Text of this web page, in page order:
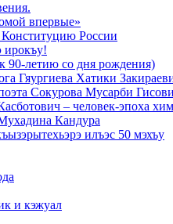
впервые»
России
ирокъу!
90-летию со дня рождения)
Гяургиева Хатики
Сокурова Мусарби
– человек-эпоха
Кандура
илъэс 50 мэхъу
и кэжуал